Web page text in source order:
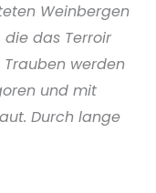
Weinbergen
das Terroir
Trauben werden
und mit
Durch lange